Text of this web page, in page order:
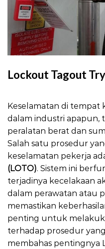
Lockout Tagout
Keselamatan di tempat
dalam industri apapun,
peralatan berat dan
Salah satu prosedur
keselamatan pekerja
(LOTO). Sistem ini
terjadinya kecelakaan
dalam perawatan atau
memastikan
penting untuk
terhadap prosedur
membahas